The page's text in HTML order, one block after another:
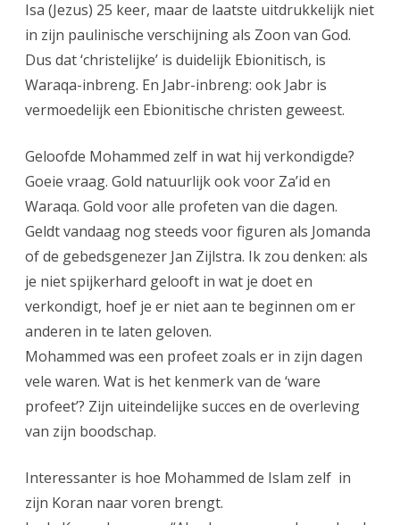
Isa (Jezus) 25 keer, maar de laatste uitdrukkelijk niet
in zijn paulinische verschijning als Zoon van God.
Dus dat ‘christelijke’ is duidelijk Ebionitisch, is
Waraqa-inbreng. En Jabr-inbreng: ook Jabr is
vermoedelijk een Ebionitische christen geweest.
Geloofde Mohammed zelf in wat hij verkondigde?
Goeie vraag. Gold natuurlijk ook voor Za’id en
Waraqa. Gold voor alle profeten van die dagen.
Geldt vandaag nog steeds voor figuren als Jomanda
of de gebedsgenezer Jan Zijlstra. Ik zou denken: als
je niet spijkerhard gelooft in wat je doet en
verkondigt, hoef je er niet aan te beginnen om er
anderen in te laten geloven.
Mohammed was een profeet zoals er in zijn dagen
vele waren. Wat is het kenmerk van de ‘ware
profeet’? Zijn uiteindelijke succes en de overleving
van zijn boodschap.
Interessanter is hoe Mohammed de Islam zelf in
zijn Koran naar voren brengt.